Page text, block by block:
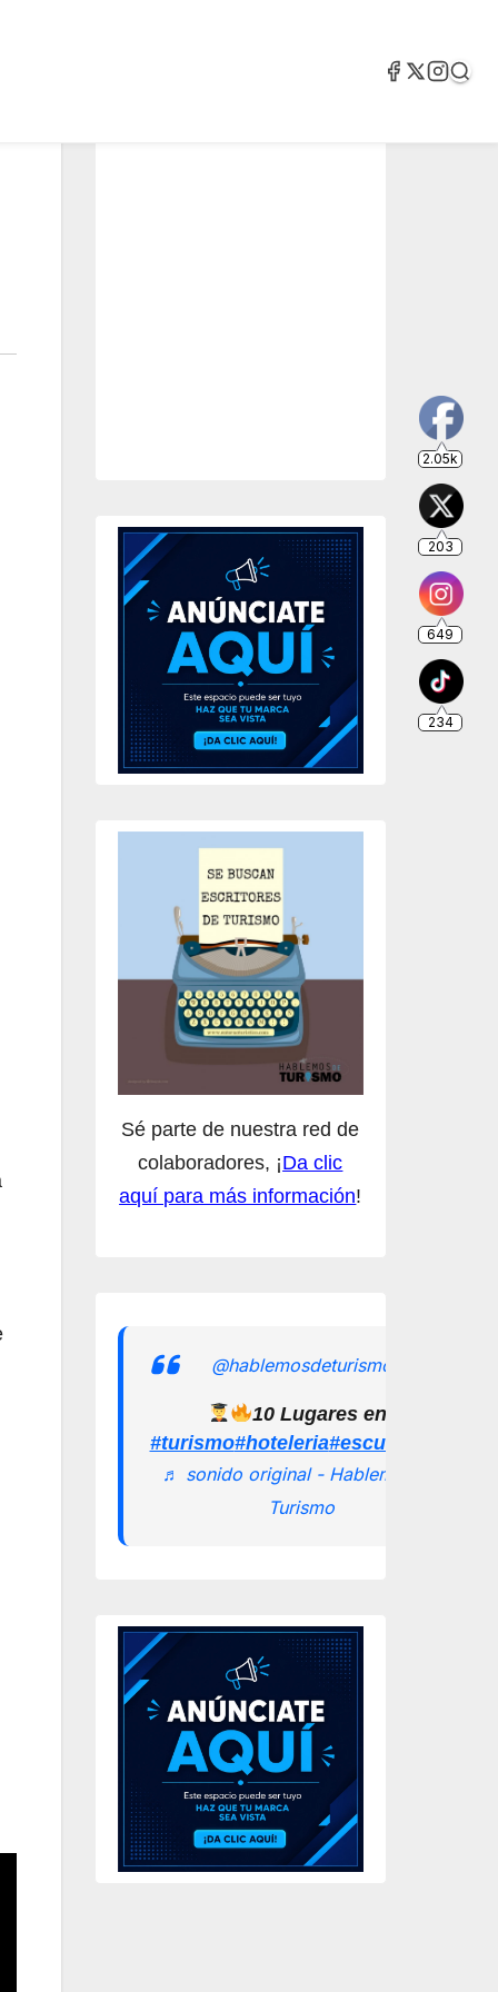
Sé parte de nuestra red de
colaboradores, ¡Da clic
aquí para más información!
@hablemosdeturismomx
10 Lugares en los que
#turismo#hoteleria
♬ sonido original - Hablemos de
Turismo
2.05k
203
649
234